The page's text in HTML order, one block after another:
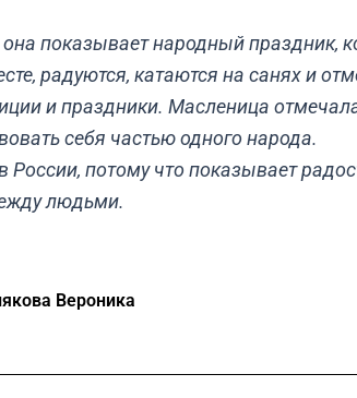
показывает народный праздник,
радуются, катаются на санях и
и праздники. Масленица
себя частью одного народа.
России, потому что показывает
людьми.
Вероника